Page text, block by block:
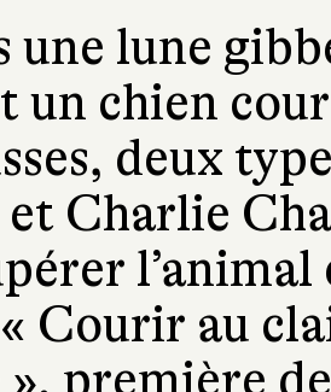
une lune
un chien
deux
et Charlie
l’animal
Courir au
première